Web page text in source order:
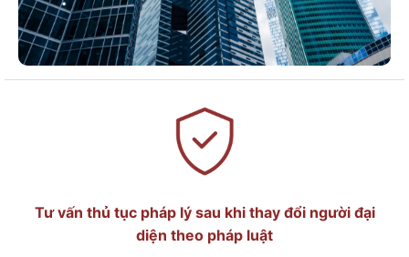
Tư vấn thủ tục pháp lý sau khi thay đổi người đại
diện theo pháp luật